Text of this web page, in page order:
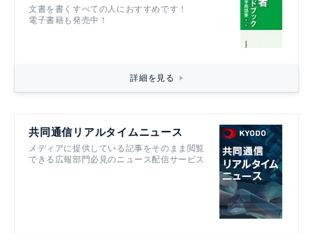
文書を書くすべての人におすすめです！
電子書籍も発売中！
詳細を見る
共同通信リアルタイムニュース
メディアに提供している記事をそのまま閲覧
できる広報部門必見のニュース配信サービス